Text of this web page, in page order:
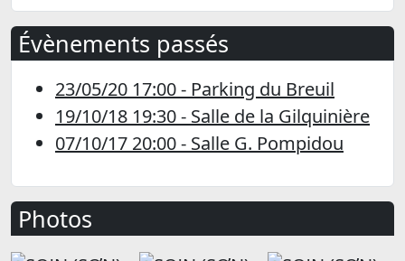
Évènements passés
23/05/20 17:00 - Parking du Breuil
19/10/18 19:30 - Salle de la Gilquinière
07/10/17 20:00 - Salle G. Pompidou
Photos